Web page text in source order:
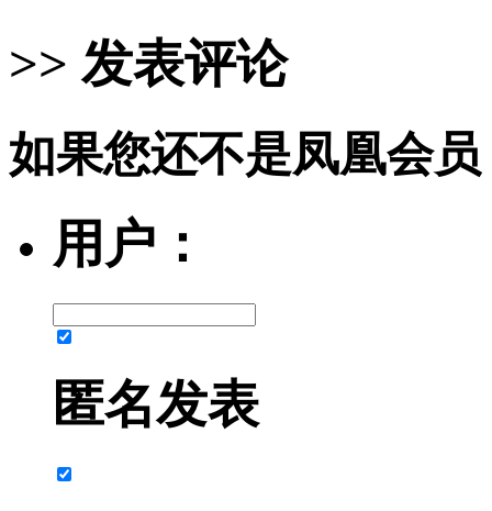
>> 发表评论
如果您还不是凤凰会
用户：
匿名发表